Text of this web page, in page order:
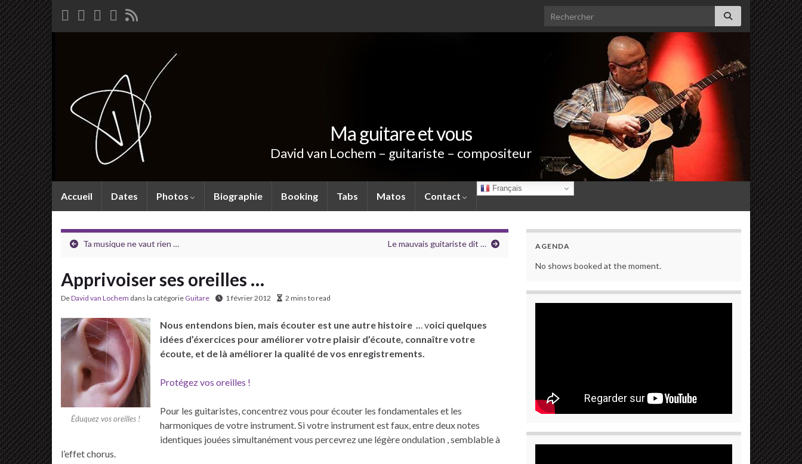
Search for:
Ma guitare et vous
David van Lochem – guitariste – compositeur
Accueil Dates Photos Biographie Booking Tabs Matos Contact
Français
Ta musique ne vaut rien … Le mauvais guitariste dit …
Apprivoiser ses oreilles …
DeDavid van Lochem dans la catégorie Guitare 1 février 2012 2 mins to read
Éduquez vos oreilles !
Nous entendons bien, mais écouter est une autre histoire ... voici quelques
idées d’éxercices pour améliorer votre plaisir d’écoute, connaître votre
écoute, et de là améliorer la qualité de vos enregistrements.
Protégez vos oreilles !
Pour les guitaristes, concentrez vous pour écouter les fondamentales et les
harmoniques de votre instrument. Si votre instrument est faux, entre deux notes
identiques jouées simultanément vous percevrez une légère ondulation , semblable à
l’effet chorus.
AGENDA
No shows booked at the moment.